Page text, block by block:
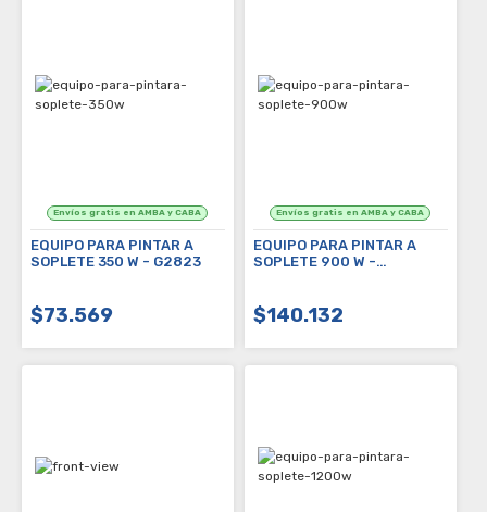
EQUIPO PARA PINTAR A
SOPLETE 350 W - G2823
$73.569
EQUIPO PARA PINTAR A
SOPLETE 900 W -
$140.132